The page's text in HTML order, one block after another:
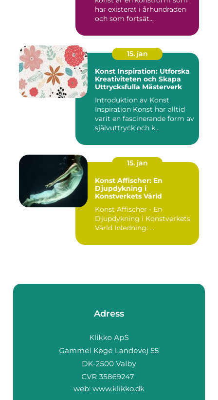
har existerat i århundraden
och som fortsät...
15. jan
Konst Inspiration: Utforska
Kreativiteten och Skapa
Uttrycksfulla Mästerverk
Introduktion av Konst
Inspiration Konst har alltid
varit en fascinerande form av
självuttryck och k...
15. jan
Konst Affischer: En
Djupdykning i
Konstverkets Värld
Konst Affischer - En
Djupdykning i Konstverkets
Värld Inledning: ...
Adress
web: www.klikko.dk